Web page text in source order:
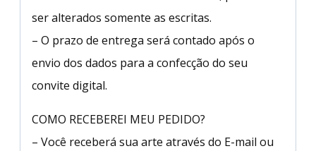
ser alterados somente as escritas.
– O prazo de entrega será contado após o
envio dos dados para a confecção do seu
convite digital.
COMO RECEBEREI MEU PEDIDO?
– Você receberá sua arte através do E-mail ou